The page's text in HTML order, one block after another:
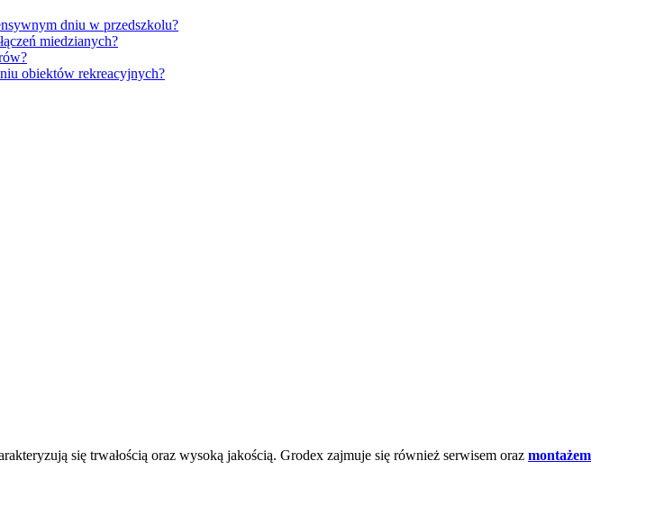
dniu w przedszkolu?
miedzianych?
obiektów rekreacyjnych?
się trwałością oraz wysoką jakością. Grodex zajmuje się również serwisem oraz montażem